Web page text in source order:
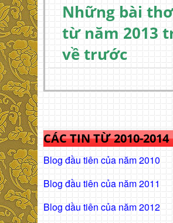
Những bài thơ
từ năm 2013
về trước
CÁC TIN TỪ 2010-2014
Blog đầu tiên của năm 2010
Blog đầu tiên của năm 2011
Blog dầu tiên của năm 2012